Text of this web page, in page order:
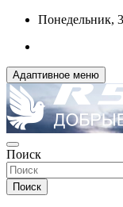
Перейти
содержимому
Понедельник,
Адаптивное меню
R55.RU
ДОБРЫЕ ВЕСТИ
Поиск
Поиск